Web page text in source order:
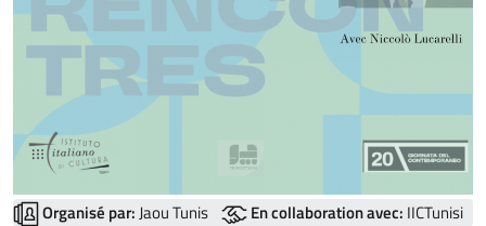
Organisé par: Jaou Tunis En collaboration avec: IICTunisi